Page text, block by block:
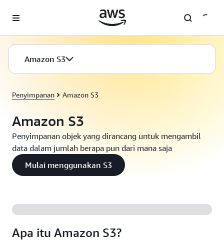
Amazon S3
Penyimpanan Amazon S3
Amazon S3
Penyimpanan objek yang dirancang untuk mengambil
data dalam jumlah berapa pun dari mana saja
Mulai menggunakan S3
Apa itu Amazon S3?